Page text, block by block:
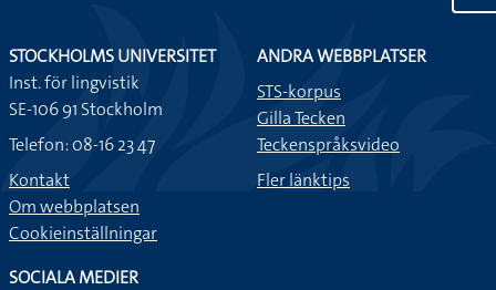
STOCKHOLMS UNIVERSITET
Inst. för lingvistik
SE-106 91 Stockholm
Telefon: 08-16 23 47
Kontakt
Om webbplatsen
Cookieinställningar
ANDRA WEBBPLATSER
STS-korpus
Gilla Tecken
Teckenspråksvideo
Fler länktips
SOCIALA MEDIER